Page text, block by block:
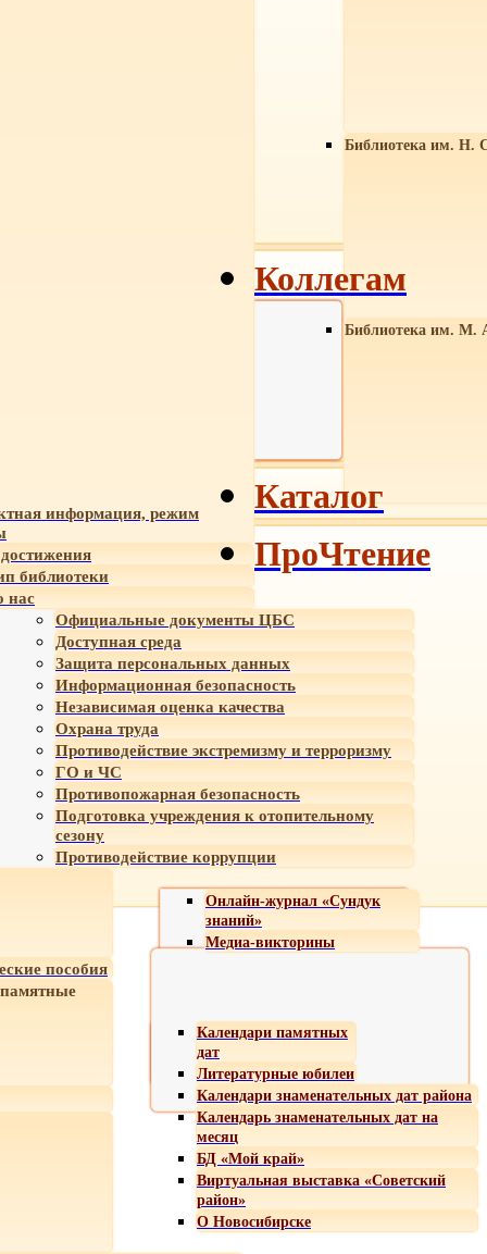
Библиотека им. Н.
Библиотека им. М.
информация, режим
библиотеки
нас
Официальные документы ЦБС
Доступная среда
Защита персональных данных
Информационная безопасность
Независимая оценка качества
Охрана труда
Противодействие экстремизму и терроризму
ГО и ЧС
Противопожарная безопасность
Подготовка учреждения к отопительному
сезону
Противодействие коррупции
Онлайн-журнал «Сундук
знаний»
Медиа-викторины
пособия
Календари памятных
дат
Литературные юбилеи
Календари знаменательных дат района
Календарь знаменательных дат на
месяц
БД «Мой край»
Виртуальная выставка «Советский
район»
О Новосибирске
Коллегам
Каталог
ПроЧтение